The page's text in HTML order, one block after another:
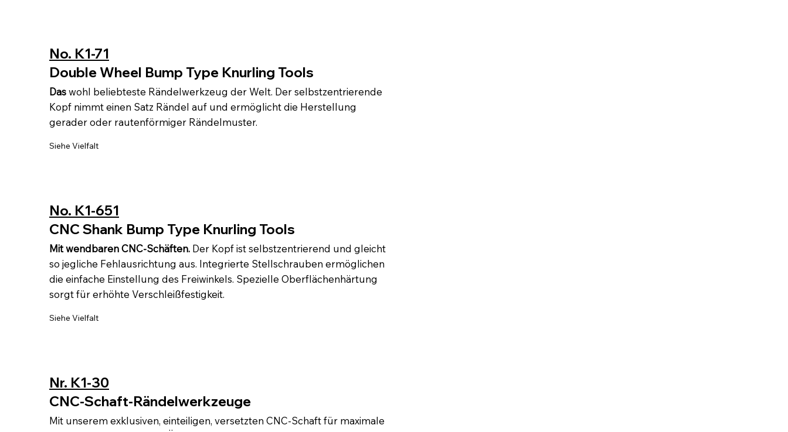
No. K1-71
Double Wheel Bump Type Knurling Tools
Daswohl beliebteste Rändelwerkzeug der Welt. Der selbstzentrierende
Kopf nimmt einen Satz Rändel auf und ermöglicht die Herstellung
gerader oder rautenförmiger Rändelmuster.
Siehe Vielfalt
No. K1-651
CNC Shank Bump Type Knurling Tools
Mit wendbaren CNC-Schäften.Der Kopf ist selbstzentrierend und gleicht
so jegliche Fehlausrichtung aus. Integrierte Stellschrauben ermöglichen
die einfache Einstellung des Freiwinkels. Spezielle Oberflächenhärtung
sorgt für erhöhte Verschleißfestigkeit.
Siehe Vielfalt
Nr. K1-30
CNC-Schaft-Rändelwerkzeuge
Mit unserem exklusiven, einteiligen, versetzten CNC-Schaft für maximale